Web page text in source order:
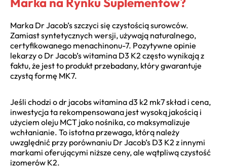
Marka Dr Jacob’s szczyci się czystością surowców.
Zamiast syntetycznych wersji, używają naturalnego,
certyfikowanego menachinonu-7. Pozytywne opinie
lekarzy o Dr Jacob’s witamina D3 K2 często wynikają z
faktu, że jest to produkt przebadany, który gwarantuje
czystą formę MK7.
Jeśli chodzi o dr jacobs witamina d3 k2 mk7 skład i cena,
inwestycja ta rekompensowana jest wysoką jakością i
użyciem oleju MCT jako nośnika, co maksymalizuje
wchłanianie. To istotna przewaga, którą należy
uwzględnić przy porównaniu Dr Jacob’s D3 K2 z innymi
markami oferującymi niższe ceny, ale wątpliwą czystość
izomerów K2.